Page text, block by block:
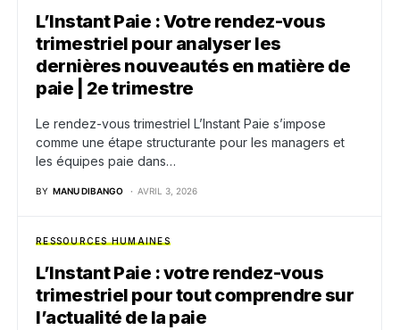
L’Instant Paie : Votre rendez-vous
trimestriel pour analyser les
dernières nouveautés en matière de
paie | 2e trimestre
Le rendez-vous trimestriel L’Instant Paie s’impose
comme une étape structurante pour les managers et
les équipes paie dans…
BY MANU DIBANGO AVRIL 3, 2026
RESSOURCES HUMAINES
L’Instant Paie : votre rendez-vous
trimestriel pour tout comprendre sur
l’actualité de la paie